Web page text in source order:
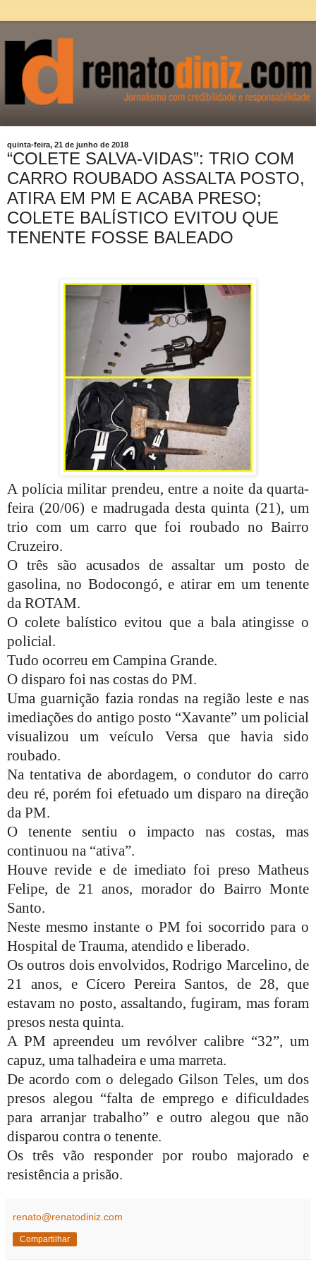
quinta-feira, 21 de junho de 2018
“COLETE SALVA-VIDAS”: TRIO COM
CARRO ROUBADO ASSALTA POSTO,
ATIRA EM PM E ACABA PRESO;
COLETE BALÍSTICO EVITOU QUE
TENENTE FOSSE BALEADO
A polícia militar prendeu, entre a noite da quarta-
feira (20/06) e madrugada desta quinta (21), um
trio com um carro que foi roubado no Bairro
Cruzeiro.
O três são acusados de assaltar um posto de
gasolina, no Bodocongó, e atirar em um tenente
da ROTAM.
O colete balístico evitou que a bala atingisse o
policial.
Tudo ocorreu em Campina Grande.
O disparo foi nas costas do PM.
Uma guarnição fazia rondas na região leste e nas
imediações do antigo posto “Xavante” um policial
visualizou um veículo Versa que havia sido
roubado.
Na tentativa de abordagem, o condutor do carro
deu ré, porém foi efetuado um disparo na direção
da PM.
O tenente sentiu o impacto nas costas, mas
continuou na “ativa”.
Houve revide e de imediato foi preso Matheus
Felipe, de 21 anos, morador do Bairro Monte
Santo.
Neste mesmo instante o PM foi socorrido para o
Hospital de Trauma, atendido e liberado.
Os outros dois envolvidos, Rodrigo Marcelino, de
21 anos, e Cícero Pereira Santos, de 28, que
estavam no posto, assaltando, fugiram, mas foram
presos nesta quinta.
A PM apreendeu um revólver calibre “32”, um
capuz, uma talhadeira e uma marreta.
De acordo com o delegado Gilson Teles, um dos
presos alegou “falta de emprego e dificuldades
para arranjar trabalho” e outro alegou que não
disparou contra o tenente.
Os três vão responder por roubo majorado e
resistência a prisão.
renato@renatodiniz.com
Compartilhar